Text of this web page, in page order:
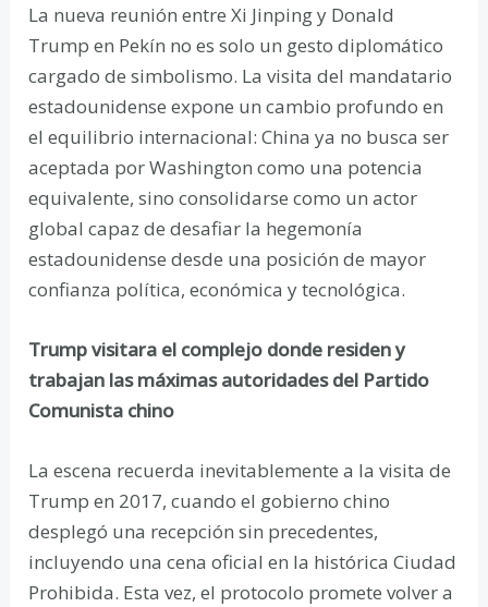
La nueva reunión entre Xi Jinping y Donald
Trump en Pekín no es solo un gesto diplomático
cargado de simbolismo. La visita del mandatario
estadounidense expone un cambio profundo en
el equilibrio internacional: China ya no busca ser
aceptada por Washington como una potencia
equivalente, sino consolidarse como un actor
global capaz de desafiar la hegemonía
estadounidense desde una posición de mayor
confianza política, económica y tecnológica.
Trump visitara el complejo donde residen y
trabajan las máximas autoridades del Partido
Comunista chino
La escena recuerda inevitablemente a la visita de
Trump en 2017, cuando el gobierno chino
desplegó una recepción sin precedentes,
incluyendo una cena oficial en la histórica Ciudad
Prohibida. Esta vez, el protocolo promete volver a